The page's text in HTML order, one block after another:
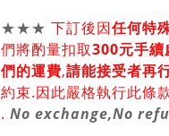
★★★ 下訂後因任何特
們將酌量扣取300元手續
們的運費,請能接受者再
約束.因此嚴格執行此條
. No exchange,No